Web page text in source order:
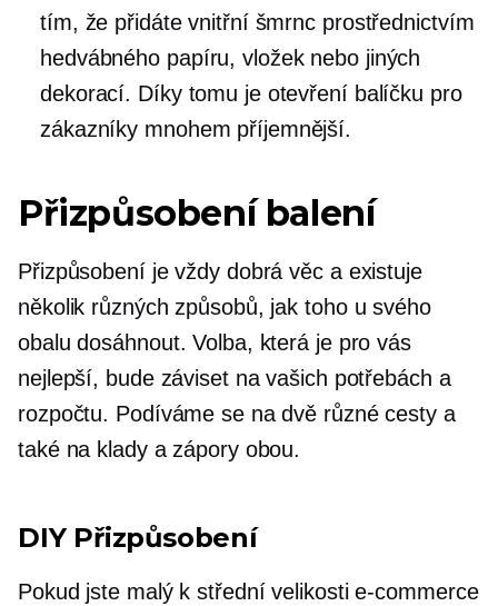
tím, že přidáte vnitřní šmrnc prostřednictvím
hedvábného papíru, vložek nebo jiných
dekorací. Díky tomu je otevření balíčku pro
zákazníky mnohem příjemnější.
Přizpůsobení balení
Přizpůsobení je vždy dobrá věc a existuje
několik různých způsobů, jak toho u svého
obalu dosáhnout. Volba, která je pro vás
nejlepší, bude záviset na vašich potřebách a
rozpočtu. Podíváme se na dvě různé cesty a
také na klady a zápory obou.
DIY Přizpůsobení
Pokud jste malý kstřední velikostie-commerce